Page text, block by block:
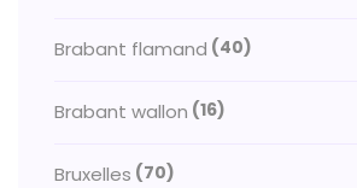
Brabant flamand (40)
Brabant wallon (16)
Bruxelles (70)